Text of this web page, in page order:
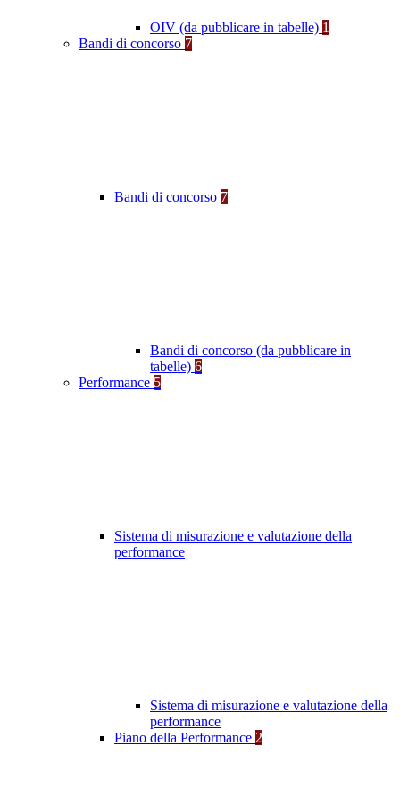
OIV (da pubblicare in tabelle) 1
Bandi di concorso 7
Bandi di concorso 7
Bandi di concorso (da pubblicare in
tabelle) 6
Performance 5
Sistema di misurazione e valutazione della
performance
Sistema di misurazione e valutazione della
performance
Piano della Performance 2